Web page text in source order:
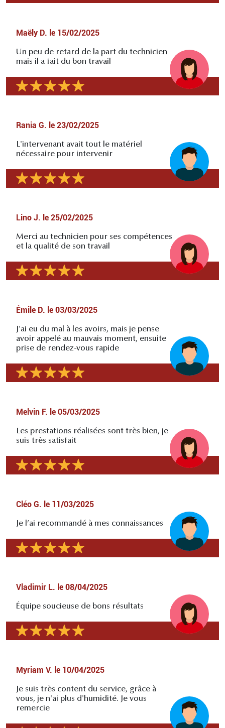
Maëly D. le 15/02/2025
Un peu de retard de la part du technicien
mais il a fait du bon travail
Rania G. le 23/02/2025
L'intervenant avait tout le matériel
nécessaire pour intervenir
Lino J. le 25/02/2025
Merci au technicien pour ses compétences
et la qualité de son travail
Émile D. le 03/03/2025
J'ai eu du mal à les avoirs, mais je pense
avoir appelé au mauvais moment, ensuite
prise de rendez-vous rapide
Melvin F. le 05/03/2025
Les prestations réalisées sont très bien, je
suis très satisfait
Cléo G. le 11/03/2025
Je l’ai recommandé à mes connaissances
Vladimir L. le 08/04/2025
Équipe soucieuse de bons résultats
Myriam V. le 10/04/2025
Je suis très content du service, grâce à
vous, je n'ai plus d'humidité. Je vous
remercie